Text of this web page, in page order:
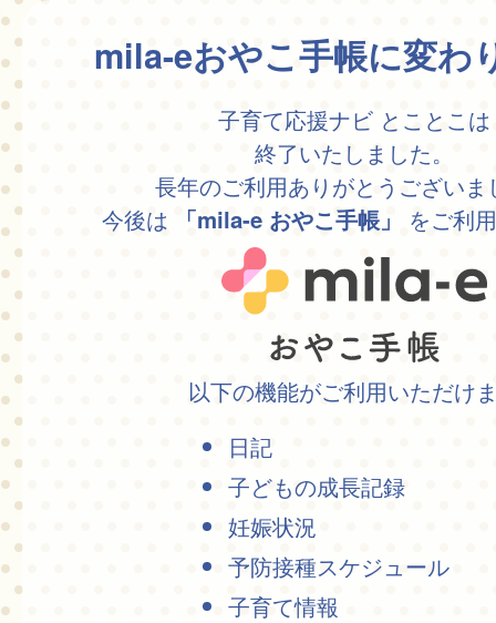
mila-eおやこ手帳に変わ
子育て応援ナビ とことこは
終了いたしました。
長年のご利用ありがとうございま
今後は
「mila-e おやこ手帳」 をご利
以下の機能がご利用いただけ
日記
子どもの成長記録
妊娠状況
予防接種スケジュール
子育て情報